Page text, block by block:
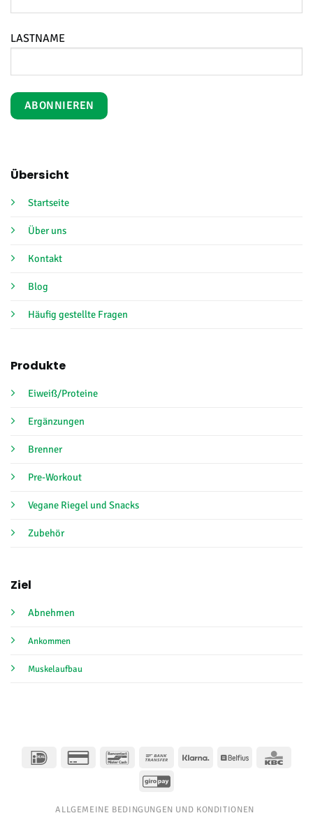
Übersicht
Startseite
Über uns
Kontakt
Blog
Häufig gestellte Fragen
Produkte
Eiweiß/Proteine
Ergänzungen
Brenner
Pre-Workout
Vegane Riegel und Snacks
Zubehör
Ziel
Abnehmen
Ankommen
Muskelaufbau
LASTNAME
IDeal
Kreditkarte BancontactBanküberweisung
Klarna Belfius
GiroPay
ALLGEMEINE BEDINGUNGEN UND KONDITIONEN